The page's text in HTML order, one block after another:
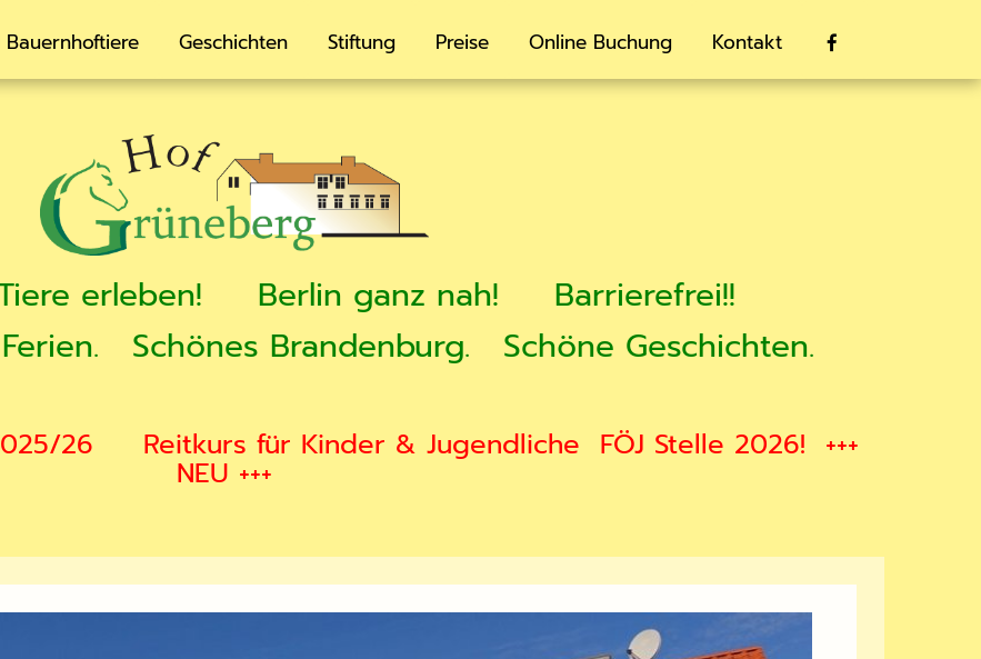
Geschichten Stiftung Preise Online Buchung Kontakt 
erleben! Berlin ganz nah!
Barrierefrei!!
Schönes Brandenburg. Schöne Geschichten.
26 Reitkurs für Kinder & Jugendliche FÖJ Stelle 2026! +++
NEU +++